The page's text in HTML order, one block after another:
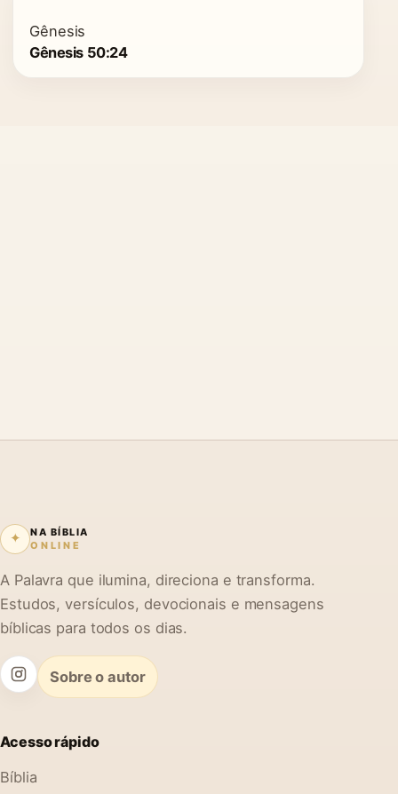
Gênesis
Gênesis 50:24
✦
NA BÍBLIA
ONLINE
A Palavra que ilumina, direciona e transforma.
Estudos, versículos, devocionais e mensagens
bíblicas para todos os dias.
Sobre o autor
Acesso rápido
Bíblia